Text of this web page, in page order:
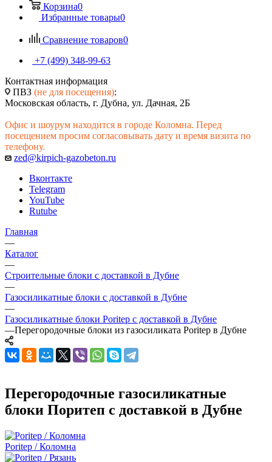
Корзина0
Избранные товары0
Сравнение товаров0
+7 (499) 348-99-63
Контактная информация
ПВЗ (не для посещения):
Московская область, г. Дубна, ул. Дачная, 2Б
Офис и шоурум находится в городе Коломна. Перед
посещением просим согласовывать дату и время визита по
телефону.
zed@kirpich-gazobeton.ru
Вконтакте
Telegram
YouTube
Rutube
Главная
—
Каталог
—
Строительные блоки с доставкой в Дубне
—
Газосиликатные блоки с доставкой в Дубне
—
Газосиликатные блоки Poritep с доставкой в Дубне
—Перегородочные блоки из газосиликата Poritep в Дубне
Перегородочные газосиликатные
блоки Поритеп с доставкой в Дубне
Poritep / Коломна